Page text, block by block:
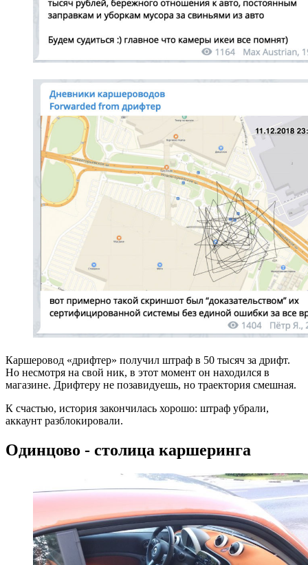
Каршеровод «дрифтер» получил штраф в 50 тысяч за дрифт.
Но несмотря на свой ник, в этот момент он находился в
магазине. Дрифтеру не позавидуешь, но траектория смешная.
К счастью, история закончилась хорошо: штраф убрали,
аккаунт разблокировали.
Одинцово - столица каршеринга